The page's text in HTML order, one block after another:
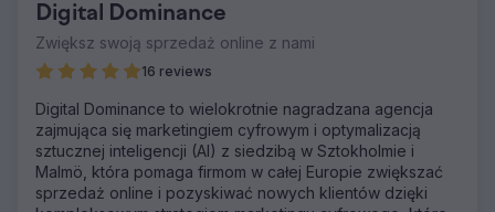
Rozwiązanie
Stworzyliśmy kampanię reklam płatnych,
przeprojektowaliśmy witrynę internetową, stworzyliśmy
kampanię SEO.
Wyniki
Uruchomiliśmy piękną witrynę i w ciągu 3 miesięcy
zauważyliśmy wzrost rankingów dla strategii słów
Digital Dominance
Zwiększ swoją sprzedaż online z nami
16 reviews
Digital Dominance to wielokrotnie nagradzana agencja
zajmująca się marketingiem cyfrowym i optymalizacją
sztucznej inteligencji (AI) z siedzibą w Sztokholmie i
Malmö, która pomaga firmom w całej Europie zwiększać
sprzedaż online i pozyskiwać nowych klientów dzięki